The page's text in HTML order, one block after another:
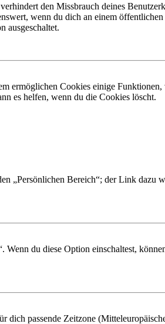
den Missbrauch deines
wenn du dich an einem
ausgeschaltet.
ermöglichen Cookies einige Funktionen,
es helfen, wenn du die Cookies löscht.
„Persönlichen Bereich“; der Link dazu
du diese Option einschaltest,
dich passende Zeitzone